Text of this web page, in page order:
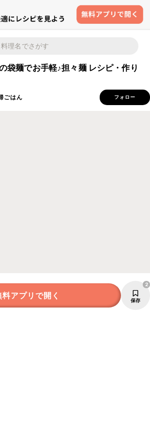
袋麺でお手軽♪担々麺 レシピ・作り
ごはん フォロー
料アプリで開く 保存
2